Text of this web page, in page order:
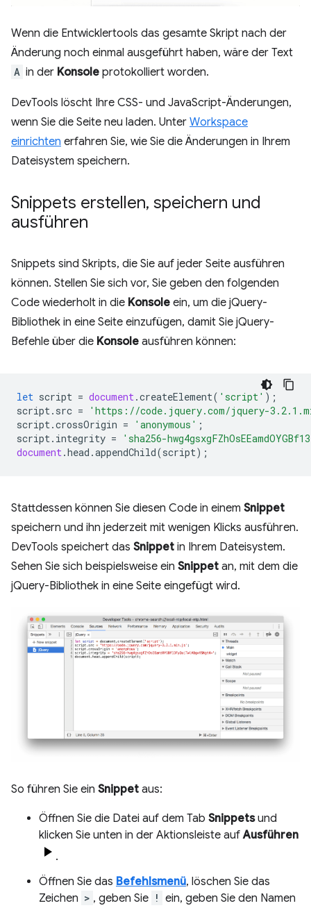
Wenn die Entwicklertools das gesamte Skript nach der
Änderung noch einmal ausgeführt haben, wäre der Text
A in der Konsole protokolliert worden.
DevTools löscht Ihre CSS- und JavaScript-Änderungen,
wenn Sie die Seite neu laden. Unter Workspace
einrichten erfahren Sie, wie Sie die Änderungen in Ihrem
Dateisystem speichern.
Snippets erstellen, speichern und
ausführen
Snippets sind Skripts, die Sie auf jeder Seite ausführen
können. Stellen Sie sich vor, Sie geben den folgenden
Code wiederholt in die Konsole ein, um die jQuery-
Bibliothek in eine Seite einzufügen, damit Sie jQuery-
Befehle über die Konsole ausführen können:
let script = document.createElement( 'script' );
script. src =
'https://code.jquery.com/jquery-
script.crossOrigin = 'anonymous' ;
script. integrity =
'sha256-
document.head .appendChild(script);
Stattdessen können Sie diesen Code in einem Snippet
speichern und ihn jederzeit mit wenigen Klicks ausführen.
DevTools speichert das Snippet in Ihrem Dateisystem.
Sehen Sie sich beispielsweise ein Snippet an, mit dem die
jQuery-Bibliothek in eine Seite eingefügt wird.
So führen Sie ein Snippet aus:
Öffnen Sie die Datei auf dem Tab Snippetsund
klicken Sie unten in der Aktionsleiste aufAusführen
.
Öffnen Sie das Befehlsmenü, löschen Sie das
Zeichen > , geben Sie ! ein, geben Sie den Namen